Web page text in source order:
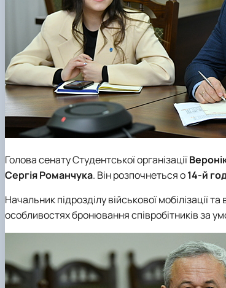
Голова сенату Студентської організації
Сергія Романчука. Він розпочнеться о14-й
Начальник підрозділу військової мобілізації
особливостях бронювання співробітників за